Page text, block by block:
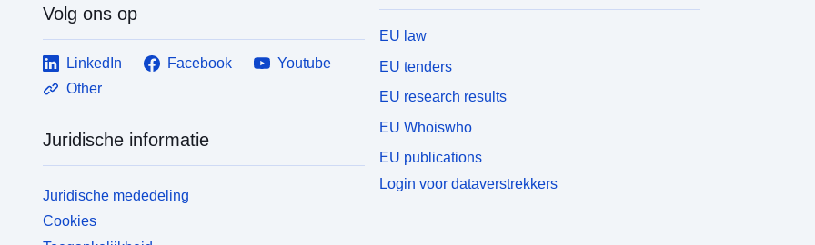
Volg ons op
LinkedIn Facebook
Youtube
Other
Juridische informatie
Juridische mededeling
Cookies
EU law
EU tenders
EU research results
EU Whoiswho
EU publications
Login voor dataverstrekkers